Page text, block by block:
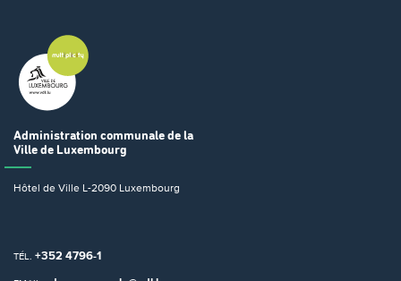
Administration communale de la
Ville de Luxembourg
Hôtel de Ville L-2090 Luxembourg
TÉL. +352 4796-1